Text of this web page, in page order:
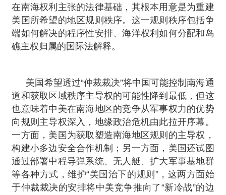
在南海权利主张的法律基础，其根本用意是为重建
美国所希望的地区规则秩序。这一规则秩序包括争
端如何解决的程序性安排、海洋权利如何分配和岛
礁主权归属的国际法解释。
美国希望透过“仲裁裁决”将中国可能控制南海通
道和获取区域秩序主导权的可能性降到最低，但这
也意味着中美在南海地区的竞争从军事权力的优势
向规则主导权深入，地缘政治危机由此拉开序幕。
一方面，美国为获取塑造南海地区规则的主导权，
构建小多边安全合作机制；另一方面，美国还试图
通过部署中程导弹系统、无人艇、扩大军事基地群
等各种方式，维护“美国治下的规则”，这两方面始
于仲裁裁决的安排将中美竞争推向了“新冷战”的边